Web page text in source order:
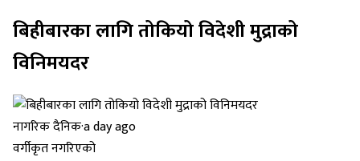
बिहीबारका लागि तोकियो विदेशी मुद्राको
विनिमयदर
नागरिक दैनिक·a day ago
वर्गीकृत नगरिएको